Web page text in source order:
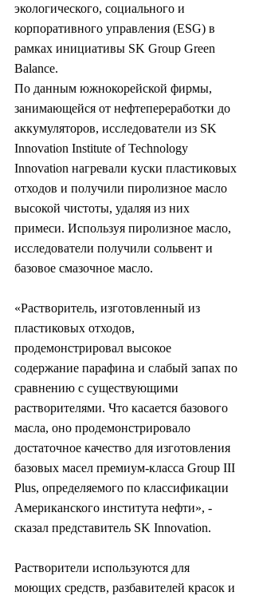
экологического, социального и
корпоративного управления (ESG) в
рамках инициативы SK Group Green
Balance.
По данным южнокорейской фирмы,
занимающейся от нефтепереработки до
аккумуляторов, исследователи из SK
Innovation Institute of Technology
Innovation нагревали куски пластиковых
отходов и получили пиролизное масло
высокой чистоты, удаляя из них
примеси. Используя пиролизное масло,
исследователи получили сольвент и
базовое смазочное масло.
«Растворитель, изготовленный из
пластиковых отходов,
продемонстрировал высокое
содержание парафина и слабый запах по
сравнению с существующими
растворителями. Что касается базового
масла, оно продемонстрировало
достаточное качество для изготовления
базовых масел премиум-класса Group III
Plus, определяемого по классификации
Американского института нефти», -
сказал представитель SK Innovation.
Растворители используются для
моющих средств, разбавителей красок и